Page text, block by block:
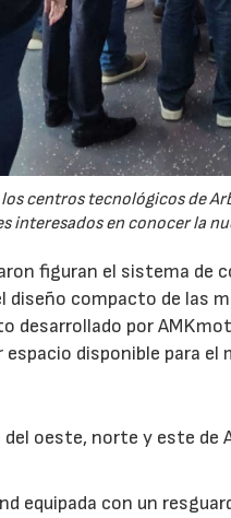
centros tecnológicos de
interesados en conocer la
figuran el sistema
compacto de las
desarrollado por
disponible para el
oeste, norte y este de
equipada con un